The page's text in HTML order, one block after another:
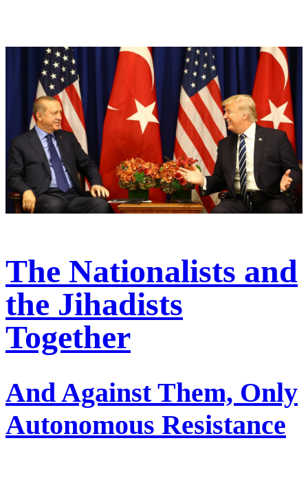
The Nationalists and
the Jihadists
Together
And Against Them, Only
Autonomous Resistance